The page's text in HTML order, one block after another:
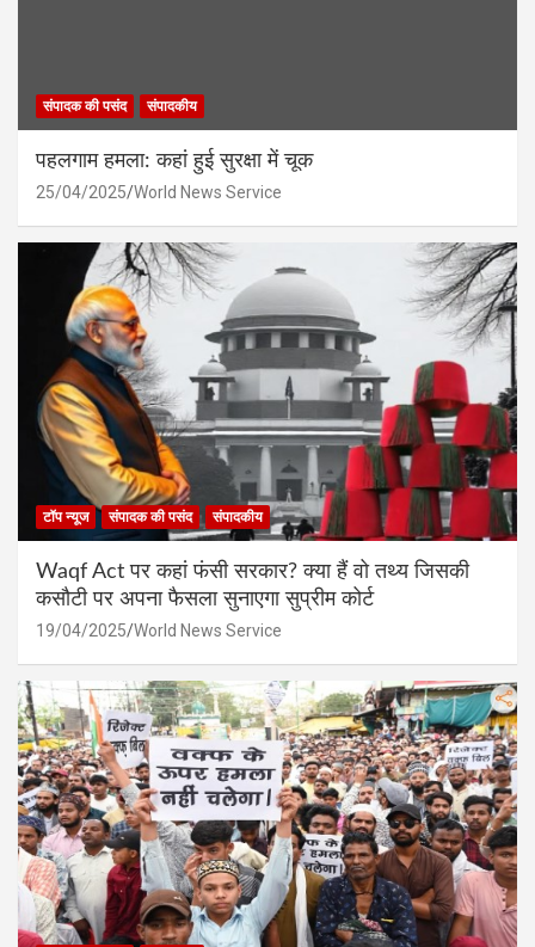
संपादक की पसंद संपादकीय
पहलगाम हमला: कहां हुई सुरक्षा में चूक
25/04/2025 World News Service
टॉप न्यूज संपादक की पसंद संपादकीय
Waqf Act पर कहां फंसी सरकार? क्या हैं वो तथ्य जिसकी
कसौटी पर अपना फैसला सुनाएगा सुप्रीम कोर्ट
19/04/2025 World News Service